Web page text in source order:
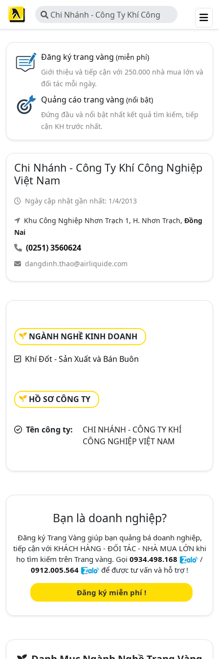
Chi Nhánh - Công Ty Khí Công
Nghiệp Việt Nam
Đăng ký trang vàng (miễn phí)
Giới thiệu và tiếp cận với 250.000 nhà mua lớn và
đối tác mỗi ngày.
Quảng cáo trang vàng (nổi bật)
Đứng đầu và nổi bật nhất kết quả tìm kiếm, tiếp
cận KH trước nhất.
Chi Nhánh - Công Ty Khí Công Nghiệp
Việt Nam
Ngày cập nhật gần nhất: 1/4/2013
Khu Công Nghiệp Nhơn Trạch 1, H. Nhơn Trạch, Đồng
Nai
(0251) 3560624
dangdinh.thao@airliquide.com
NGÀNH NGHỀ KINH DOANH
Khí Đốt - Sản Xuất và Bán Buôn
HỒ SƠ CÔNG TY
Tên công ty:
CHI NHÁNH - CÔNG TY KHÍ
CÔNG NGHIỆP VIỆT NAM
Bạn là doanh nghiệp?
Đăng ký Trang Vàng giúp bạn quảng bá doanh nghiệp,
tiếp cận với KHÁCH HÀNG - ĐỐI TÁC - NHÀ MUA LỚN khi
họ tìm kiếm trên Trang vàng. Gọi 0934.498.168
/
0912.005.564
để được tư vấn và hỗ trợ !
Đăng ký miễn phí !